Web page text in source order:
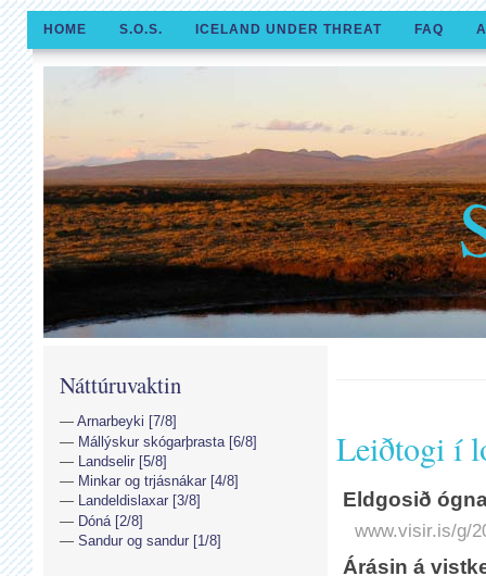
HOME S.O.S. ICELAND UNDER THREAT FAQ
Leiðtogi í
Eld­gosið
www.visir.is/g/
Árásin á
Náttúruvaktin
Arnarbeyki [7/8]
Mállýskur skógarþrasta [6/8]
Landselir [5/8]
Minkar og trjásnákar [4/8]
Landeldislaxar [3/8]
Dóná [2/8]
Sandur og sandur [1/8]